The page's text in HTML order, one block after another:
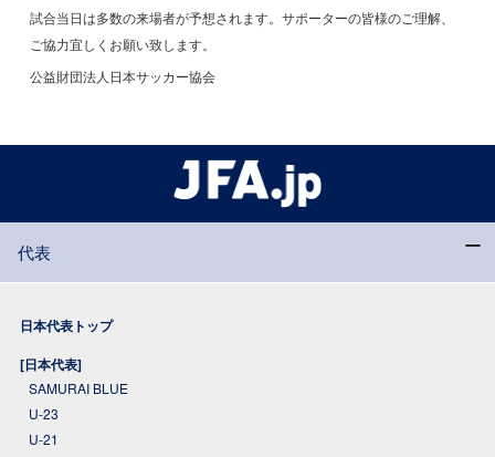
試合当日は多数の来場者が予想されます。サポーターの皆様のご理解、
ご協力宜しくお願い致します。
公益財団法人日本サッカー協会
代表
日本代表トップ
[日本代表]
SAMURAI BLUE
U-23
U-21